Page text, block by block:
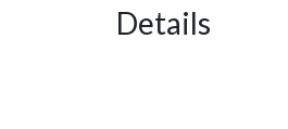
Details